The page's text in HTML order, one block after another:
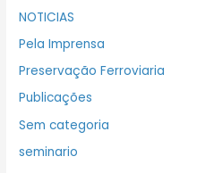
NOTICIAS
Pela Imprensa
Preservação Ferroviaria
Publicações
Sem categoria
seminario